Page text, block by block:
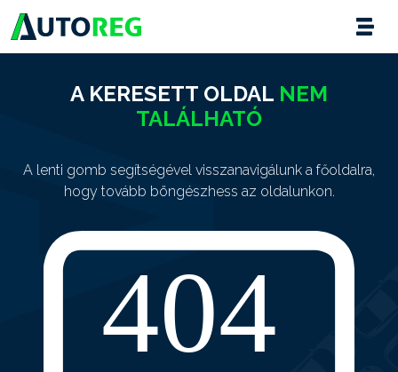
A KERESETT OLDAL NEM
TALÁLHATÓ
A lenti gomb segítségével visszanavigálunk a főoldalra,
hogy tovább böngészhess az oldalunkon.